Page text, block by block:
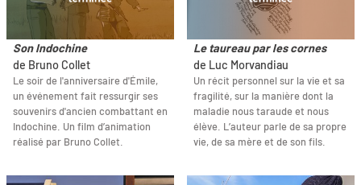
Son Indochine
de Bruno Collet
Le soir de l'anniversaire d'Émile,
un événement fait ressurgir ses
souvenirs d'ancien combattant en
Indochine. Un film d’animation
réalisé par Bruno Collet.
Le taureau par les cornes
de Luc Morvandiau
Un récit personnel sur la vie et sa
fragilité, sur la manière dont la
maladie nous taraude et nous
élève. L’auteur parle de sa propre
vie, de sa mère et de son fils.